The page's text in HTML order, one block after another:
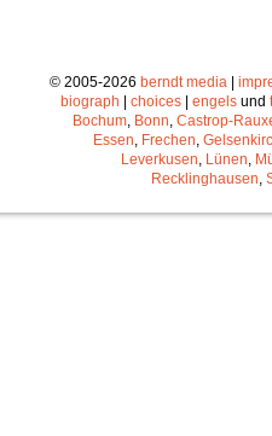
© 2005-2026 berndt media |
biograph | choices | engels und
Bochum Bonn Castrop-
Essen Frechen
Leverkusen Lünen
Recklinghausen